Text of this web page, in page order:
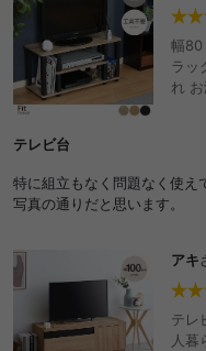
幅80
ラッ
れ
テレビ台
特に組立もなく問題なく使え
写真の通りだと思います。
アキ
テレ
人暮